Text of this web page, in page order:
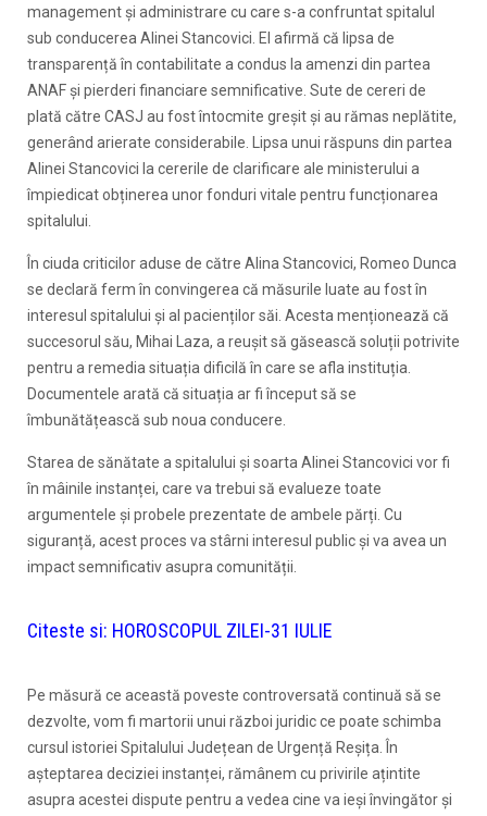
management și administrare cu care s-a confruntat spitalul
sub conducerea Alinei Stancovici. El afirmă că lipsa de
transparență în contabilitate a condus la amenzi din partea
ANAF și pierderi financiare semnificative. Sute de cereri de
plată către CASJ au fost întocmite greșit și au rămas neplătite,
generând arierate considerabile. Lipsa unui răspuns din partea
Alinei Stancovici la cererile de clarificare ale ministerului a
împiedicat obținerea unor fonduri vitale pentru funcționarea
spitalului.
În ciuda criticilor aduse de către Alina Stancovici, Romeo Dunca
se declară ferm în convingerea că măsurile luate au fost în
interesul spitalului și al pacienților săi. Acesta menționează că
succesorul său, Mihai Laza, a reușit să găsească soluții potrivite
pentru a remedia situația dificilă în care se afla instituția.
Documentele arată că situația ar fi început să se
îmbunătățească sub noua conducere.
Starea de sănătate a spitalului și soarta Alinei Stancovici vor fi
în mâinile instanței, care va trebui să evalueze toate
argumentele și probele prezentate de ambele părți. Cu
siguranță, acest proces va stârni interesul public și va avea un
impact semnificativ asupra comunității.
Citeste si: HOROSCOPUL ZILEI-31 IULIE
Pe măsură ce această poveste controversată continuă să se
dezvolte, vom fi martorii unui război juridic ce poate schimba
cursul istoriei Spitalului Județean de Urgență Reșița. În
așteptarea deciziei instanței, rămânem cu privirile ațintite
asupra acestei dispute pentru a vedea cine va ieși învingător și